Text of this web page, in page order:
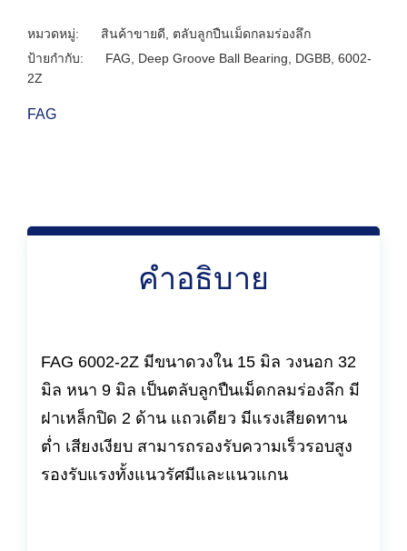
หมวดหมู่: สินค้าขายดี
ตลับลูกปืนเม็ดกลมร่องลึก
ป้ายกำกับ:
FAG Deep Groove Ball Bearing DGBB 6002-
2Z
FAG
คำอธิบาย
FAG 6002-2Z มีขนาดวงใน 15 มิล วงนอก 32
มิล หนา 9 มิล เป็นตลับลูกปืนเม็ดกลมร่องลึก มี
ฝาเหล็กปิด 2 ด้าน แถวเดียว มีแรงเสียดทาน
ต่ำ เสียงเงียบ สามารถรองรับความเร็วรอบสูง
รองรับแรงทั้งแนวรัศมีและแนวแกน